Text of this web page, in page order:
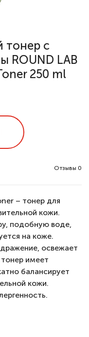
тонер с
ROUND LAB
250 ml
Отзывы 0
– тонер для
кожи.
подобную воде,
на коже.
освежает
имеет
балансирует
кожи.